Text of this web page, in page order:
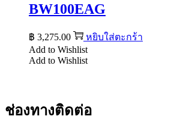
BW100EAG
฿ 3,275.00
หยิบใส่ตะกร้า
Add to Wishlist
Add to Wishlist
ช่องทางติดต่อ